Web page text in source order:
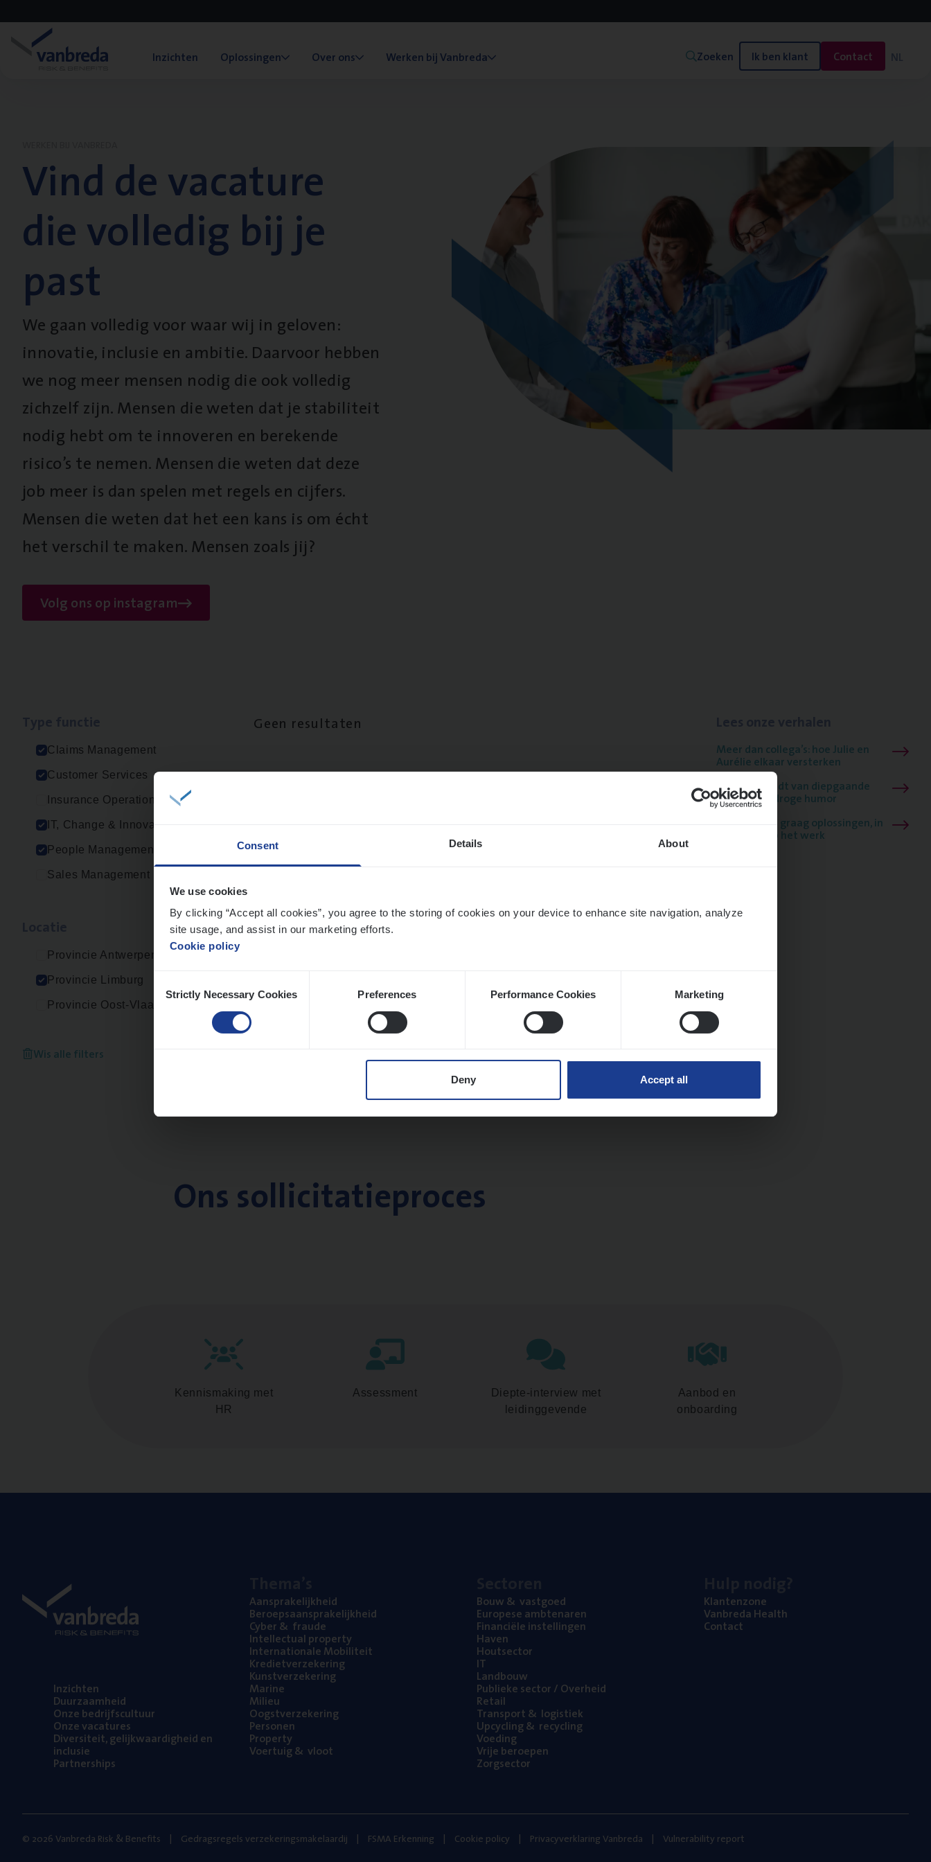
Consent Details About
We use cookies
By clicking “Accept all cookies”, you agree to the storing of cookies on your device to enhance site navigation, analyze
site usage, and assist in our marketing efforts.
Cookie policy
Selection
Strictly Necessary Cookies Preferences Performance Cookies Marketing
Deny Accept all
Inzichten Oplossingen Over ons Werken bij Vanbreda Zoeken Ik ben klant Contact NL
Vind de vacature
die volledig bij je
past
We gaan volledig voor waar wij in geloven:
innovatie, inclusie en ambitie. Daarvoor hebben
we nog meer mensen nodig die ook volledig
zichzelf zijn. Mensen die weten dat je stabiliteit
nodig hebt om te innoveren en berekende
risico’s te nemen. Mensen die weten dat deze
job meer is dan spelen met regels en cijfers.
Mensen die weten dat het een kans is om écht
het verschil te maken. Mensen zoals jij?
Volg ons op instagram
Claims Management
Customer Services
Insurance Operations
IT, Change & Innovation
People Management
Sales Management
Provincie Antwerpen
Provincie Limburg
Provincie Oost-Vlaanderen
Wis alle filters
Geen resultaten
Meer dan collega’s: hoe Julie en
Aurélie elkaar versterken
Mathias houdt van diepgaande
dossiers én droge humor
Thalia zoekt graag oplossingen, in
games én op het werk
Ons sollicitatieproces
Kennismaking met
HR
Assessment
Diepte-interview met
leidinggevende
Aanbod en
onboarding
Inzich­ten
Duur­zaam­heid
Onze bedrijfs­cul­tuur
Onze vaca­tu­res
Diver­si­teit, gelijk­waar­dig­heid en
inclusie
Part­ner­ships
Aan­spra­ke­lijk­heid
Beroeps­aan­spra­ke­lijk­heid
Cyber& fraude
Intel­lec­tu­al property
Inter­na­ti­o­na­le Mobiliteit
Kre­diet­ver­ze­ke­ring
Kunst­ver­ze­ke­ring
Mari­ne
Mili­eu
Oogst­ver­ze­ke­ring
Per­so­nen
Pro­per­ty
Voer­tuig& vloot
Bouw& vastgoed
Euro­pe­se ambtenaren
Finan­ci­ë­le instellingen
Haven
Hout­sec­tor
IT
Land­bouw
Publie­ke sec­tor / Overheid
Retail
Trans­port& logistiek
Upcy­cling& recycling
Voe­ding
Vrije beroe­pen
Zorg­sec­tor
Klan­ten­zo­ne
Van­b­re­da Health
Con­tact
© 2026 Vanbreda Risk & Benefits Gedragsregels verzekeringsmakelaardij FSMA Erkenning Cookie policy Privacyverklaring Vanbreda Vulnerability report